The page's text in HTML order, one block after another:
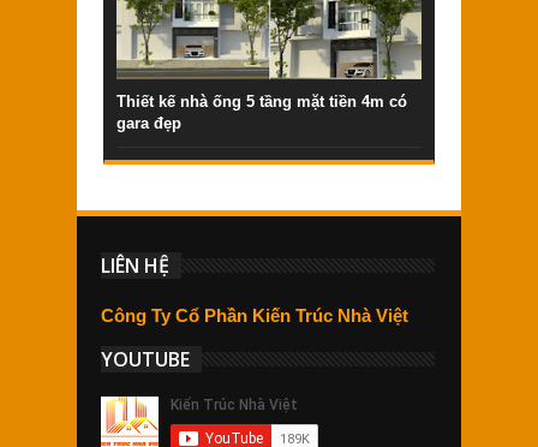
Thiết kế nhà ống 5 tầng mặt tiền 4m có
gara đẹp
LIÊN HỆ
Công Ty Cổ Phần Kiến Trúc Nhà Việt
YOUTUBE